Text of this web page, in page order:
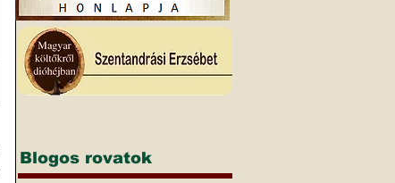
Blogos rovatok